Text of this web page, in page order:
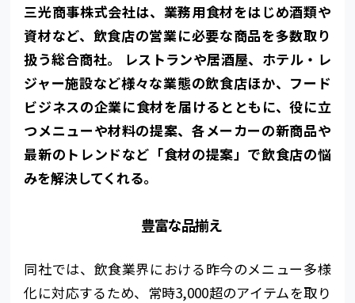
三光商事株式会社は、業務用食材をはじめ酒類や
資材など、飲食店の営業に必要な商品を多数取り
扱う総合商社。 レストランや居酒屋、ホテル・レ
ジャー施設など様々な業態の飲食店ほか、フード
ビジネスの企業に食材を届けるとともに、役に立
つメニューや材料の提案、各メーカーの新商品や
最新のトレンドなど「食材の提案」で飲食店の悩
みを解決してくれる。
豊富な品揃え
同社では、飲食業界における昨今のメニュー多様
化に対応するため、常時3,000超のアイテムを取り